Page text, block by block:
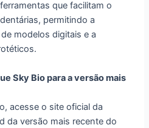
que facilitam o
permitindo a
modelos digitais e a
Sky Bio para a versão mais
acesse o site oficial da
da versão mais recente do